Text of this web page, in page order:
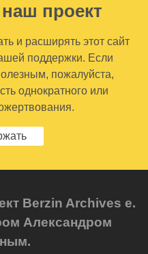
проект
и расширять этот сайт
поддержки. Если
пожалуйста,
однократного или
Berzin Archives e.
Александром